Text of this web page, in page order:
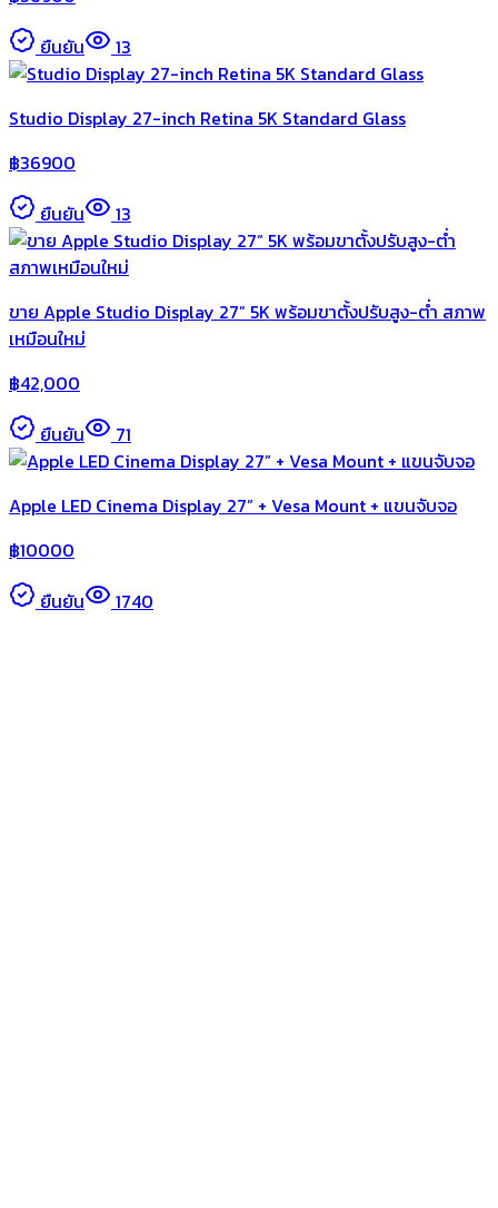
ยืนยัน
13
Studio Display 27-inch Retina 5K Standard Glass
฿36900
ยืนยัน
13
ขาย Apple Studio Display 27” 5K พร้อมขาตั้งปรับสูง-ต่ำ สภาพ
เหมือนใหม่
฿42,000
ยืนยัน
71
Apple LED Cinema Display 27” + Vesa Mount + แขนจับจอ
฿10000
ยืนยัน
1740